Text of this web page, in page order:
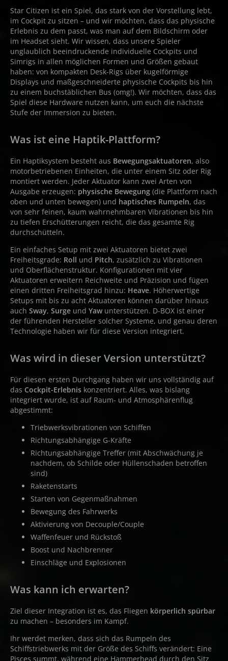
Star Citizen ist ein Spiel, das stark von der Vorstellung lebt,
im Cockpit zu sitzen – und wir möchten, dass das physische
Erlebnis zu dem passt, was man auf dem Bildschirm oder
im Headset sieht. Wir wissen, dass unsere Spieler
unglaublich beeindruckende individuelle Cockpits und
Simrigs in allen möglichen Formen und Größen gebaut
haben: von kompakten Desk-Rigs über kugelförmige
Displays und maßgeschneiderte physische Cockpits bis hin
zu einem buchstäblichen Bus (omg!). Wir möchten, dass das
Spiel diese Hardware nutzen kann, um euch die nächste
Stufe der Immersion zu bieten.
Was ist eine Haptik-Plattform?
Ein Haptiksystem besteht aus Bewegungsaktuatoren, also
motorbetriebenen Einheiten, die unter einem Sitz oder Rig
montiert werden. Jeder Aktuator kann zwei Arten von
Ausgabe erzeugen: physische Bewegung (die Plattform nach
oben und unten bewegen) und haptisches Rumpeln, das
von sehr feinen, kaum wahrnehmbaren Vibrationen bis hin
zu tiefen Erschütterungen reicht, die das gesamte Rig
durchschütteln.
Ein einfaches Setup mit zwei Aktuatoren bietet zwei
Freiheitsgrade: Roll und Pitch, zusätzlich zu Vibrationen
und Oberflächenstruktur. Konfigurationen mit vier
Aktuatoren erweitern Reichweite und Präzision und fügen
einen dritten Freiheitsgrad hinzu: Heave. Höherwertige
Setups mit bis zu acht Aktuatoren können darüber hinaus
auch Sway, Surge und Yaw unterstützen. D-BOX ist einer
der führenden Hersteller solcher Systeme, und genau deren
Technologie haben wir für diese Version integriert.
Was wird in dieser Version unterstützt?
Für diesen ersten Durchgang haben wir uns vollständig auf
das Cockpit-Erlebnis konzentriert. Alles, was bislang
integriert wurde, ist auf Raum- und Atmosphärenflug
abgestimmt:
Triebwerksvibrationen von Schiffen
Richtungsabhängige G-Kräfte
Richtungsabhängige Treffer (mit Abschwächung je
nachdem, ob Schilde oder Hüllenschaden betroffen
sind)
Raketenstarts
Starten von Gegenmaßnahmen
Bewegung des Fahrwerks
Aktivierung von Decouple/Couple
Waffenfeuer und Rückstoß
Boost und Nachbrenner
Einschläge und Explosionen
Was kann ich erwarten?
Ziel dieser Integration ist es, das Fliegen körperlich spürbar
zu machen – besonders im Kampf.
Ihr werdet merken, dass sich das Rumpeln des
Schiffstriebwerks mit der Größe des Schiffs verändert: Eine
Pisces summt, während eine Hammerhead durch den Sitz